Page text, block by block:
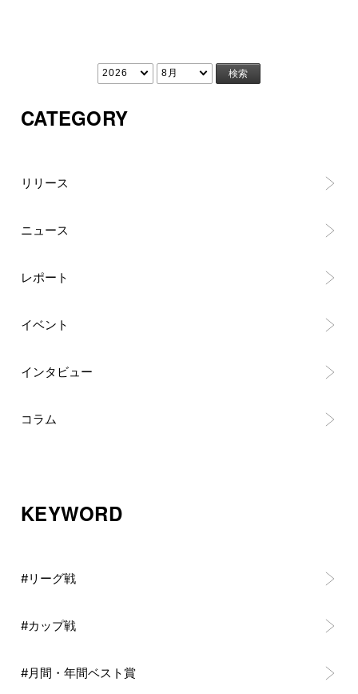
CATEGORY
リリース
ニュース
レポート
イベント
インタビュー
コラム
KEYWORD
#リーグ戦
#カップ戦
#月間・年間ベスト賞